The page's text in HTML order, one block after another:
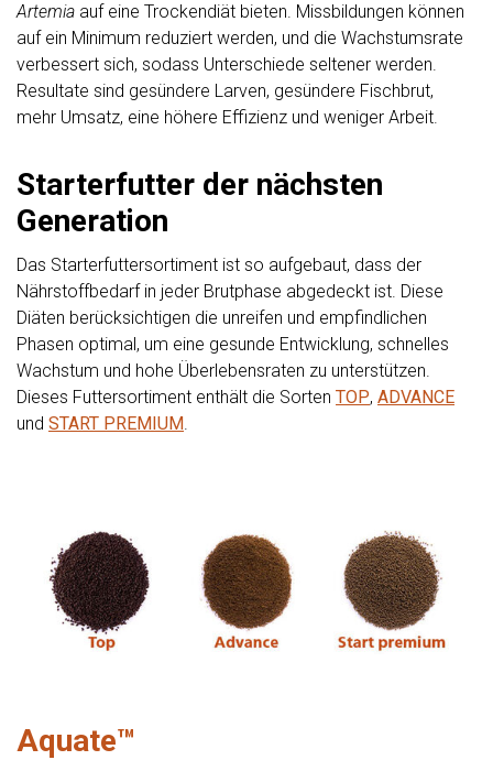
Artemia auf eine Trockendiät bieten. Missbildungen können
auf ein Minimum reduziert werden, und die Wachstumsrate
verbessert sich, sodass Unterschiede seltener werden.
Resultate sind gesündere Larven, gesündere Fischbrut,
mehr Umsatz, eine höhere Effizienz und weniger Arbeit.
Starterfutter der nächsten
Generation
Das Starterfuttersortiment ist so aufgebaut, dass der
Nährstoffbedarf in jeder Brutphase abgedeckt ist. Diese
Diäten berücksichtigen die unreifen und empfindlichen
Phasen optimal, um eine gesunde Entwicklung, schnelles
Wachstum und hohe Überlebensraten zu unterstützen.
Dieses Futtersortiment enthält die Sorten TOP, ADVANCE
und START PREMIUM.
Aquate™